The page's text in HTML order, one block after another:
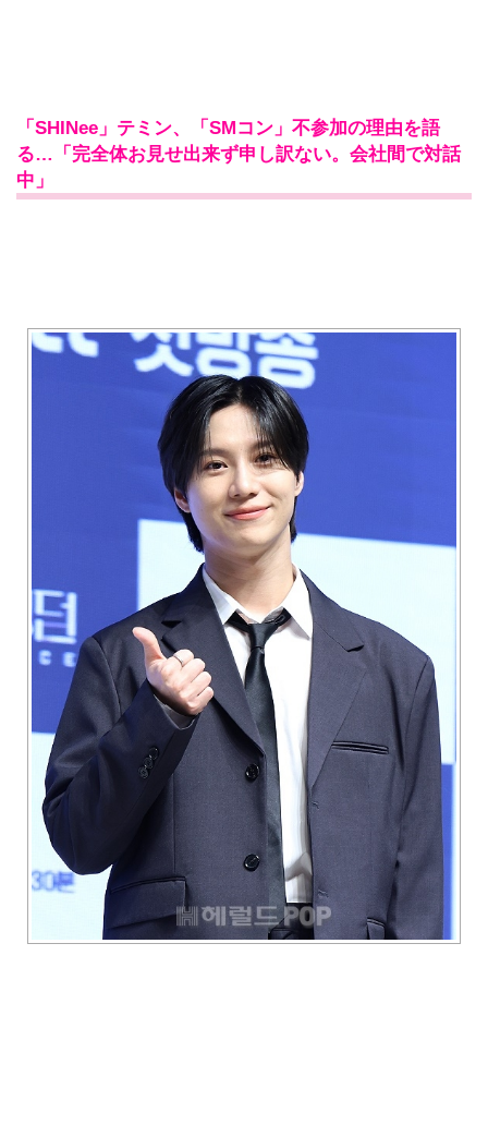
「SHINee」テミン、「SMコン」不参加の理由を語
る…「完全体お見せ出来ず申し訳ない。会社間で対話
中」